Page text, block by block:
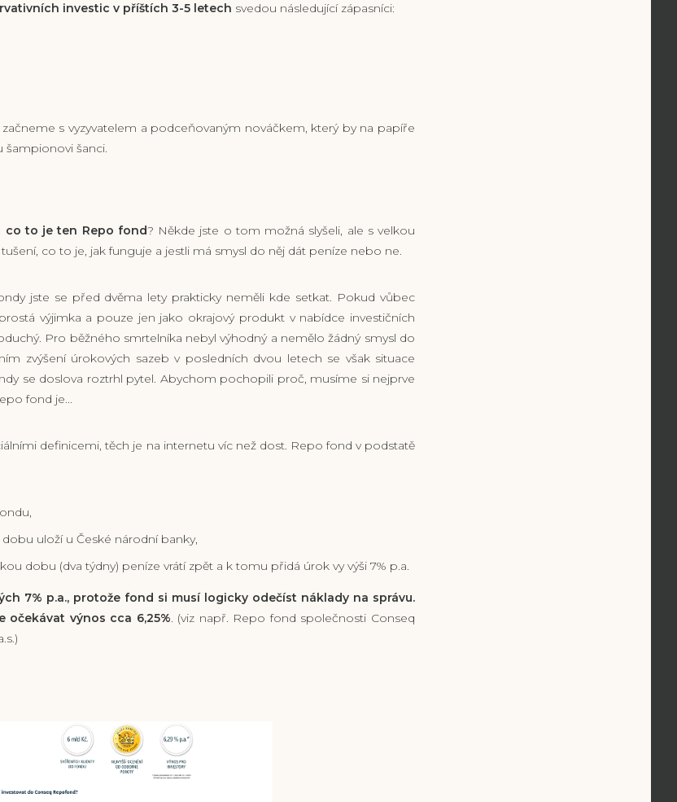
investic v příštích 3-5 letech svedou následující zápasníci:
s vyzyvatelem a podceňovaným nováčkem, který by na papíře
šanci.
co to je ten Repo fond? Někde jste o tom možná slyšeli, ale s velkou
co to je, jak funguje a jestli má smysl do něj dát peníze nebo ne.
jste se před dvěma lety prakticky neměli kde setkat. Pokud vůbec
výjimka a pouze jen jako okrajový produkt v nabídce investičních
Pro běžného smrtelníka nebyl výhodný a nemělo žádný smysl do
zvýšení úrokových sazeb v posledních dvou letech se však situace
se doslova roztrhl pytel. Abychom pochopili proč, musíme si nejprve
fond je...
definicemi, těch je na internetu víc než dost. Repo fond v podstatě
uloží u České národní banky,
dobu (dva týdny) peníze vrátí zpět a k tomu přidá úrok vy výši 7% p.a.
7% p.a., protože fond si musí logicky odečíst náklady na správu.
očekávat výnos cca 6,25%. (viz např. Repo fond společnosti Conseq